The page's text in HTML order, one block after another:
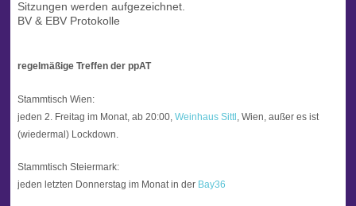
Sitzungen werden aufgezeichnet.
BV & EBV Protokolle
regelmäßige Treffen der ppAT
Stammtisch Wien:
jeden 2. Freitag im Monat, ab 20:00, Weinhaus Sittl , Wien, außer es ist
(wiedermal) Lockdown.
Stammtisch Steiermark:
jeden letzten Donnerstag im Monat in der Bay36